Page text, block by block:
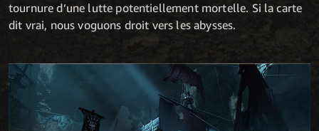
tournure d’une lutte potentiellement mortelle. Si la carte
dit vrai, nous voguons droit vers les abysses.